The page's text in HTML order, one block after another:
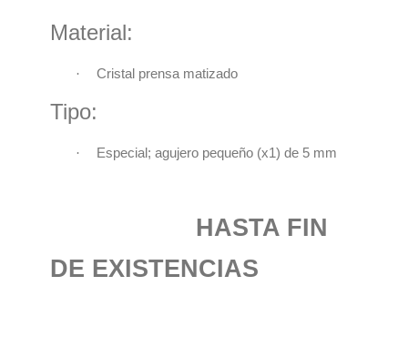
Material:
· Cristal prensa matizado
Tipo:
· Especial; agujero pequeño (x1) de 5 mm
HASTA FIN
DE EXISTENCIAS